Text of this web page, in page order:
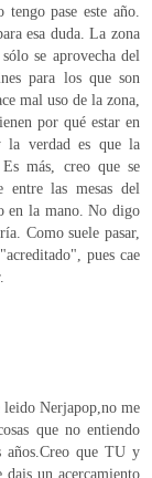
pase este año.
esa duda. La zona
se aprovecha del
para los que son
mal uso de la zona,
por qué estar en
la verdad es que la
más, creo que se
entre las mesas del
en la mano. No digo
Como suele pasar,
pues cae
leido Nerjapop,no me
que no entiendo
años.Creo que TU y
un acercamiento